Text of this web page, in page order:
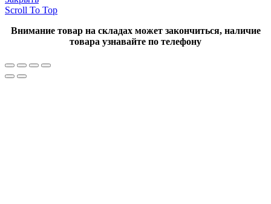
Scroll To Top
Внимание товар на складах может закончиться, наличие
товара узнавайте по телефону